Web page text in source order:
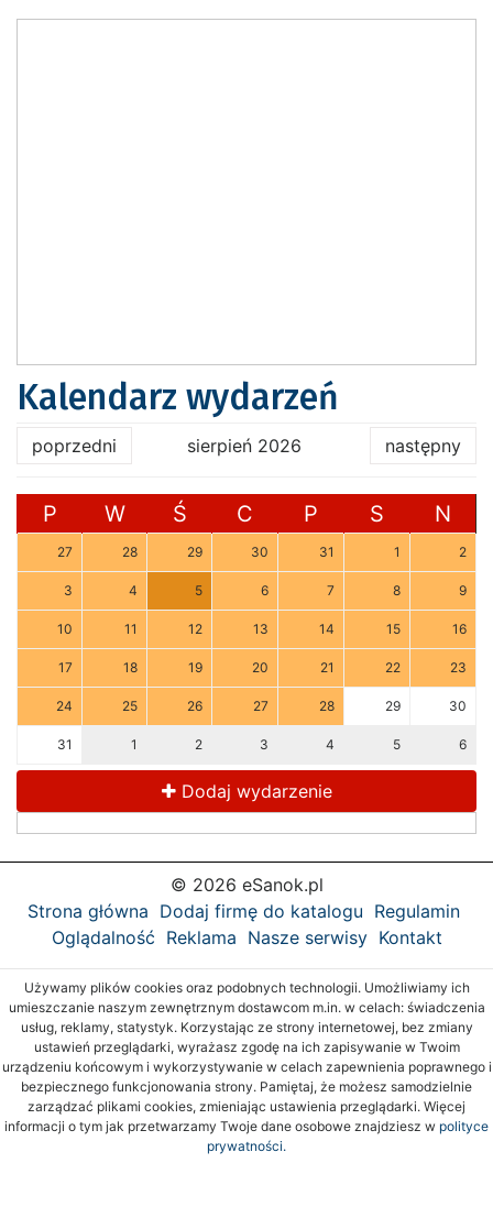
Kalendarz wydarzeń
poprzedni sierpień 2026 następny
P W Ś C P S N
27 28 29 30 31 1 2
3 4 5 6 7 8 9
10 11 12 13 14 15 16
17 18 19 20 21 22 23
24 25 26 27 28 29 30
31 1 2 3 4 5 6
Dodaj wydarzenie
© 2026 eSanok.pl
Strona główna Dodaj firmę do katalogu Regulamin
Oglądalność Reklama Nasze serwisy Kontakt
Używamy plików cookies oraz podobnych technologii. Umożliwiamy ich
umieszczanie naszym zewnętrznym dostawcom m.in. w celach: świadczenia
usług, reklamy, statystyk. Korzystając ze strony internetowej, bez zmiany
ustawień przeglądarki, wyrażasz zgodę na ich zapisywanie w Twoim
urządzeniu końcowym i wykorzystywanie w celach zapewnienia poprawnego i
bezpiecznego funkcjonowania strony. Pamiętaj, że możesz samodzielnie
zarządzać plikami cookies, zmieniając ustawienia przeglądarki. Więcej
informacji o tym jak przetwarzamy Twoje dane osobowe znajdziesz w polityce
prywatności.